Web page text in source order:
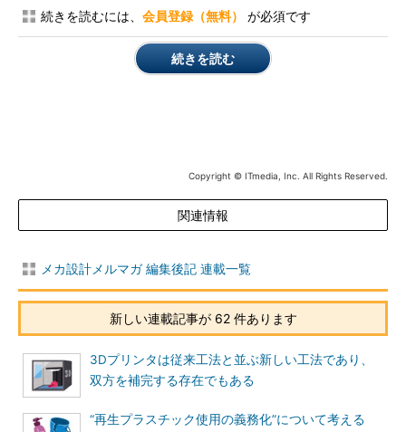
続きを読むには、 会員登録（無料） が必須です
続きを読む
Copyright © ITmedia, Inc. All Rights Reserved.
関連情報
メカ設計メルマガ 編集後記 連載一覧
新しい連載記事が 62 件あります
3Dプリンタは従来工法と並ぶ新しい工法であり、
双方を補完する存在でもある
“再生プラスチック使用の義務化”について考える